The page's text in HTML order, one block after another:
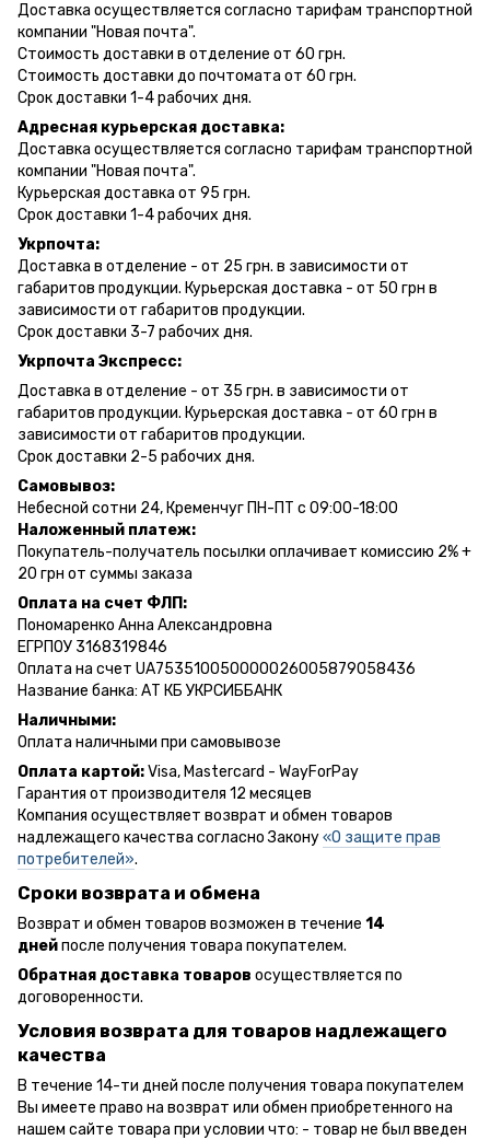
Доставка осуществляется согласно тарифам транспортной
компании "Новая почта".
Стоимость доставки в отделение от 60 грн.
Стоимость доставки до почтомата от 60 грн.
Срок доставки 1-4 рабочих дня.
Адресная курьерская доставка:
Доставка осуществляется согласно тарифам транспортной
компании "Новая почта".
Курьерская доставка от 95 грн.
Срок доставки 1-4 рабочих дня.
Укрпочта:
Доставка в отделение - от 25 грн. в зависимости от
габаритов продукции. Курьерская доставка - от 50 грн в
зависимости от габаритов продукции.
Срок доставки 3-7 рабочих дня.
Укрпочта Экспресс:
Доставка в отделение - от 35 грн. в зависимости от
габаритов продукции. Курьерская доставка - от 60 грн в
зависимости от габаритов продукции.
Срок доставки 2-5 рабочих дня.
Самовывоз:
Небесной сотни 24, Кременчуг ПН-ПТ с 09:00-18:00
Наложенный платеж:
Покупатель-получатель посылки оплачивает комиссию 2% +
20 грн от суммы заказа
Оплата на счет ФЛП:
Пономаренко Анна Александровна
ЕГРПОУ 3168319846
Оплата на счет UA753510050000026005879058436
Название банка: АТ КБ УКРСИББАНК
Наличными:
Оплата наличными при самовывозе
Оплата картой:Visa, Mastercard - WayForPay
Гарантия от производителя 12 месяцев
Компания осуществляет возврат и обмен товаров
надлежащего качества согласно Закону«О защите прав
потребителей».
Сроки возврата и обмена
Возврат и обмен товаров возможен в течение 14
днейпосле получения товара покупателем.
Обратная доставка товаров осуществляется по
договоренности.
Условия возврата для товаров надлежащего
качества
В течение 14-ти дней после получения товара покупателем
Вы имеете право на возврат или обмен приобретенного на
нашем сайте товара при условии что: - товар не был введен